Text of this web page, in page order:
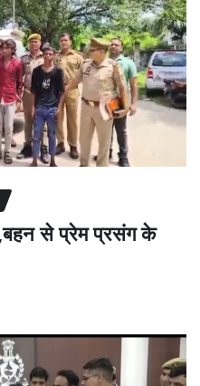
से प्रेम प्रसंग के